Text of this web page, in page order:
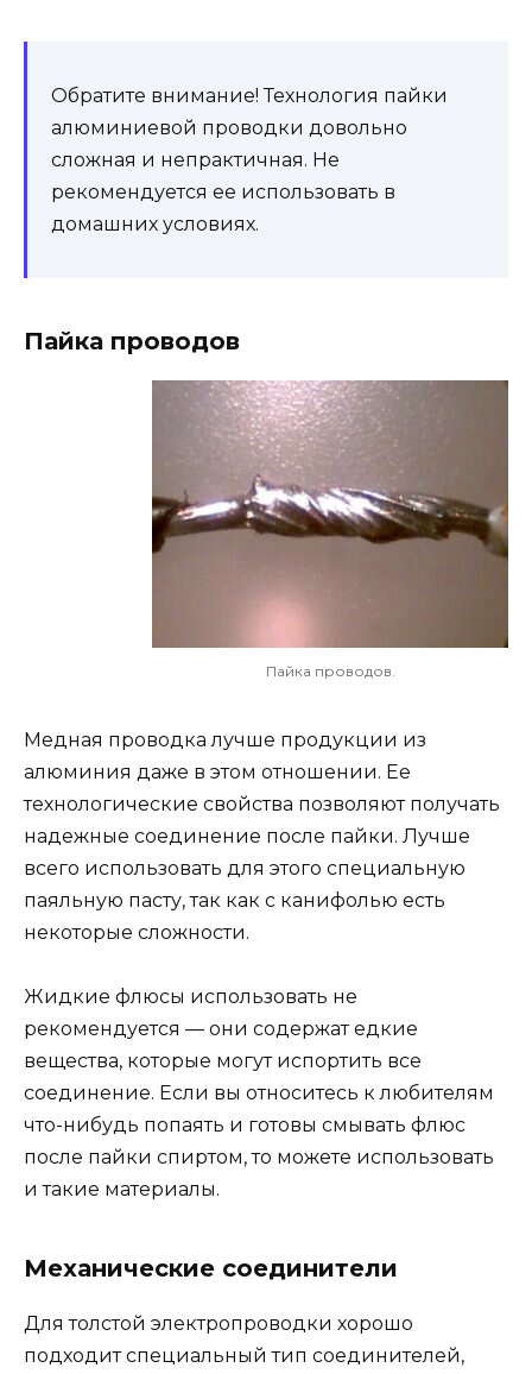
Обратите внимание! Технология пайки
алюминиевой проводки довольно
сложная и непрактичная. Не
рекомендуется ее использовать в
домашних условиях.
Пайка проводов
Пайка проводов.
Медная проводка лучше продукции из
алюминия даже в этом отношении. Ее
технологические свойства позволяют получать
надежные соединение после пайки. Лучше
всего использовать для этого специальную
паяльную пасту, так как с канифолью есть
некоторые сложности.
Жидкие флюсы использовать не
рекомендуется — они содержат едкие
вещества, которые могут испортить все
соединение. Если вы относитесь к любителям
что-нибудь попаять и готовы смывать флюс
после пайки спиртом, то можете использовать
и такие материалы.
Механические соединители
Для толстой электропроводки хорошо
подходит специальный тип соединителей,